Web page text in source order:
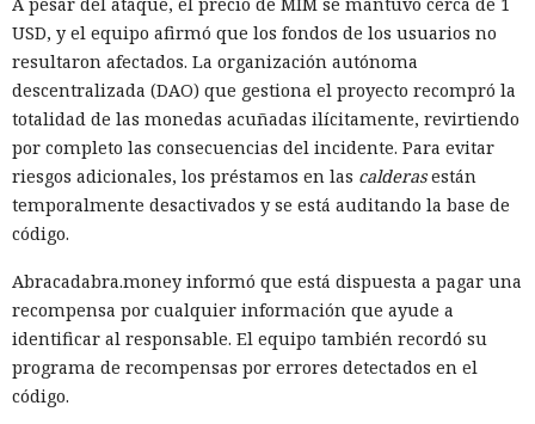
USD, y el equipo afirmó que los fondos de los usuarios no
resultaron afectados. La organización autónoma
descentralizada (DAO) que gestiona el proyecto recompró la
totalidad de las monedas acuñadas ilícitamente, revirtiendo
por completo las consecuencias del incidente. Para evitar
riesgos adicionales, los préstamos en las calderasestán
temporalmente desactivados y se está auditando la base de
código.
Abracadabra.money informó que está dispuesta a pagar una
recompensa por cualquier información que ayude a
identificar al responsable. El equipo también recordó su
programa de recompensas por errores detectados en el
código.